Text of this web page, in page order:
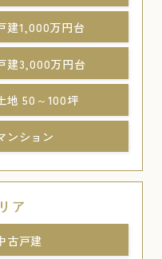
建1,000万円台
建3,000万円台
地 50～100坪
ンション
ア
古戸建